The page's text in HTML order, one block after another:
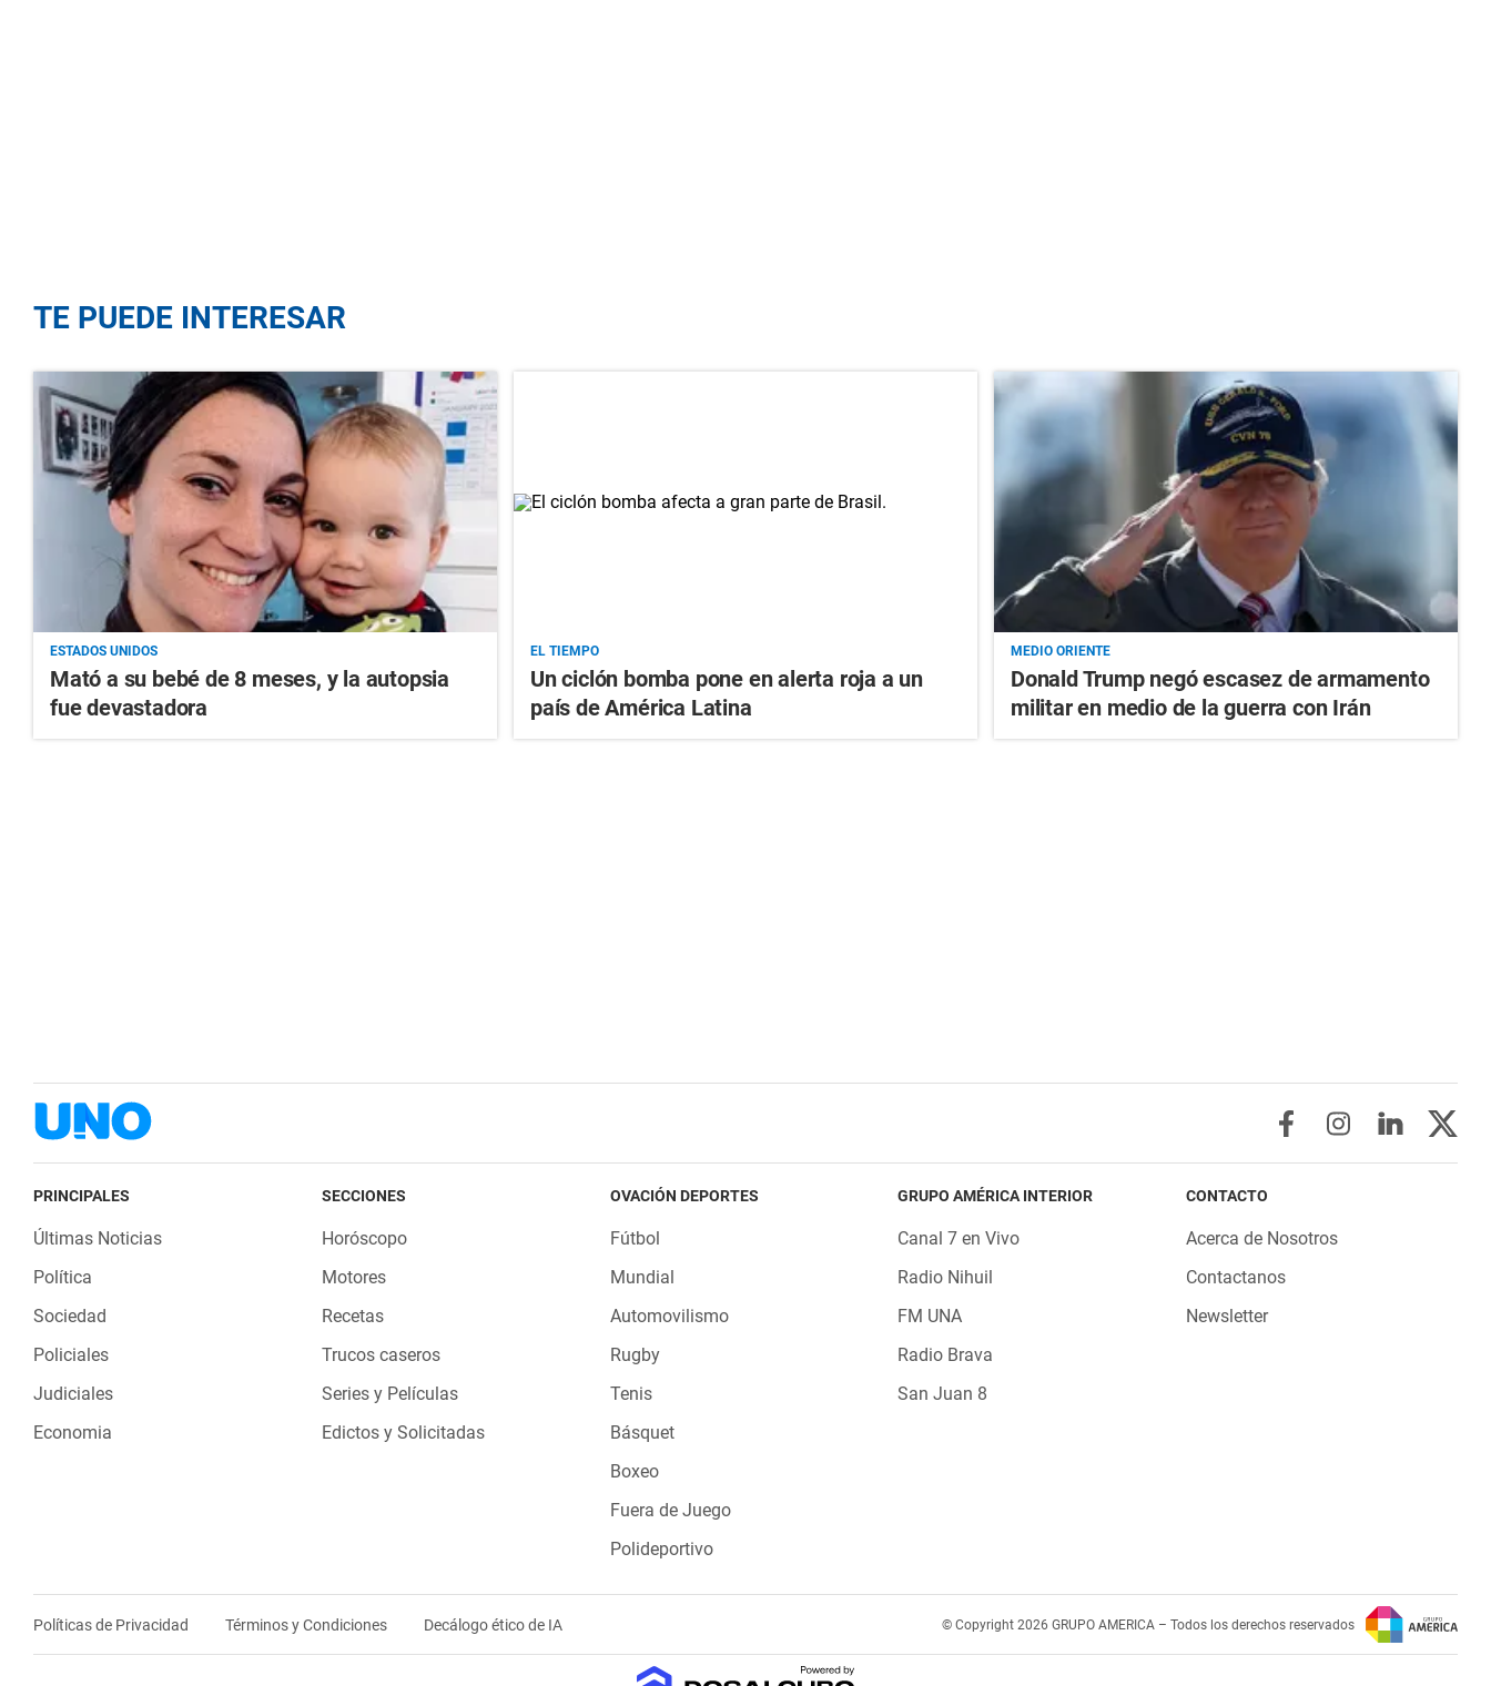
TE PUEDE INTERESAR
ESTADOS UNIDOS
Mató a su bebé de 8 meses, y la autopsia
fue devastadora
EL TIEMPO
Un ciclón bomba pone en alerta roja a un
país de América Latina
MEDIO ORIENTE
Donald Trump negó escasez de armamento
militar en medio de la guerra con Irán
PRINCIPALES
Últimas Noticias
Política
Sociedad
Policiales
Judiciales
Economia
SECCIONES
Horóscopo
Motores
Recetas
Trucos caseros
Series y Películas
Edictos y Solicitadas
OVACIÓN DEPORTES
Fútbol
Mundial
Automovilismo
Rugby
Tenis
Básquet
Boxeo
Fuera de Juego
Polideportivo
GRUPO AMÉRICA INTERIOR
Canal 7 en Vivo
Radio Nihuil
FM UNA
Radio Brava
San Juan 8
CONTACTO
Acerca de Nosotros
Contactanos
Newsletter
Políticas de Privacidad Términos y Condiciones Decálogo ético de IA © Copyright 2026 GRUPO AMERICA – Todos los derechos reservados